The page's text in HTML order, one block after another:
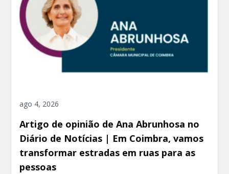
ago 4, 2026
Artigo de opinião de Ana Abrunhosa no
Diário de Notícias | Em Coimbra, vamos
transformar estradas em ruas para as
pessoas